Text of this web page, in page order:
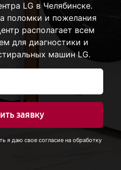
LG в Челябинске.
поломки и пожелания
располагает всем
для диагностики и
машин LG.
заявку
я даю свое согласие на обработку